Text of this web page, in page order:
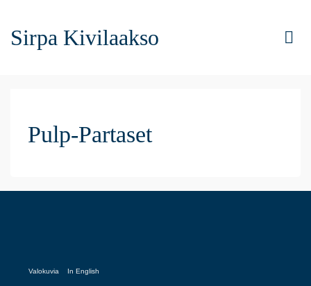
Sirpa Kivilaakso
Pulp-Partaset
Valokuvia In English